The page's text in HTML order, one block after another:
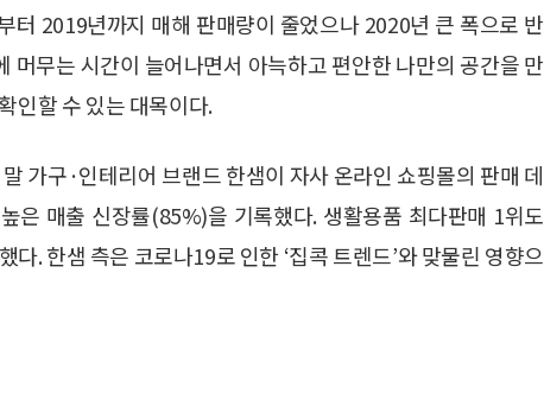
터 2019년까지 매해 판매량이 줄었으나 2020년 큰 폭으로 반
머무는 시간이 늘어나면서 아늑하고 편안한 나만의 공간을 만
인할 수 있는 대목이다.
가구·인테리어 브랜드 한샘이 자사 온라인 쇼핑몰의 판매 데
은 매출 신장률(85%)을 기록했다. 생활용품 최다판매 1위도
. 한샘 측은 코로나19로 인한 ‘집콕 트렌드’와 맞물린 영향으